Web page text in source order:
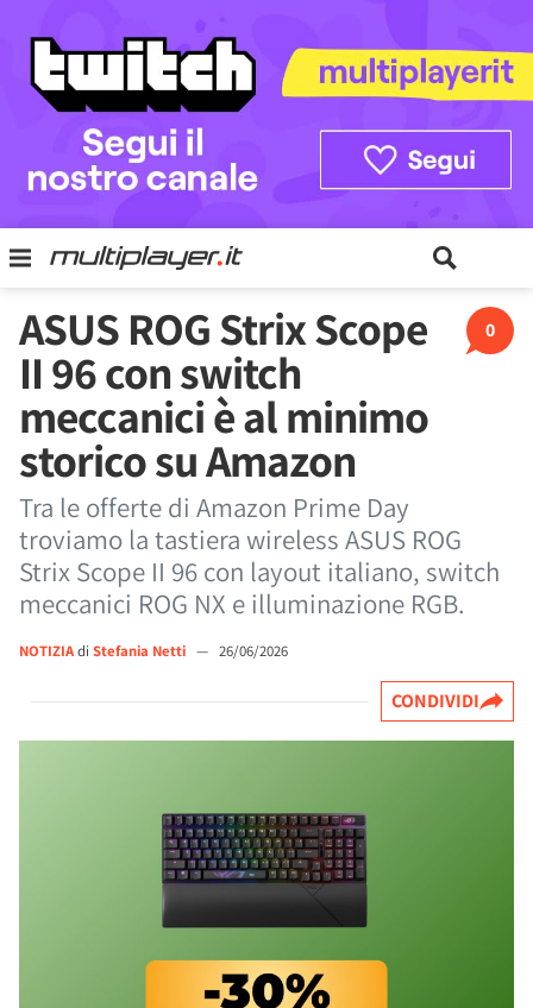
0
ASUS ROG Strix Scope
II 96 con switch
meccanici è al minimo
storico su Amazon
Tra le offerte di Amazon Prime Day
troviamo la tastiera wireless ASUS ROG
Strix Scope II 96 con layout italiano, switch
meccanici ROG NX e illuminazione RGB.
NOTIZIAdi Stefania Netti — 26/06/2026
CONDIVIDI